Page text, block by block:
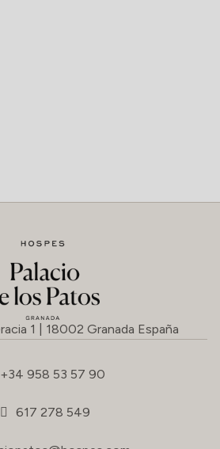
1 | 18002 Granada España
+34 958 53 57 90
617 278 549